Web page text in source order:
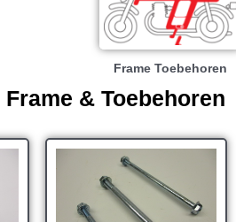
Frame Toebehoren
Frame & Toebehoren